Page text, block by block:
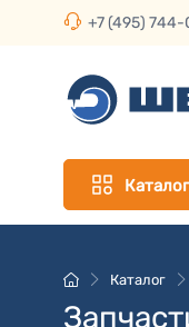
+7 (495)
Каталог
Каталог